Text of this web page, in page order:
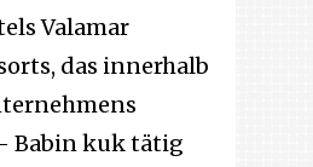
Valamar
das innerhalb
Babin kuk tätig